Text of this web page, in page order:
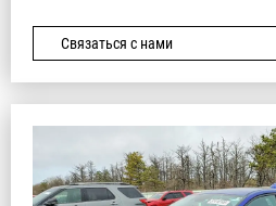
Связаться с нами